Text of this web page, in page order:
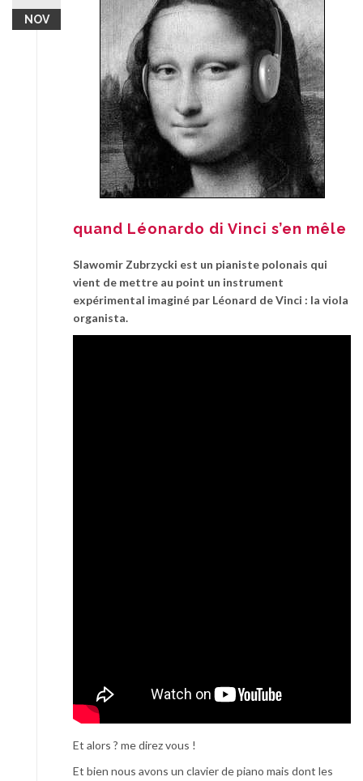
NOV
quand Léonardo di Vinci s’en mêle
Slawomir Zubrzycki est un pianiste polonais qui
vient de mettre au point un instrument
expérimental imaginé par Léonard de Vinci : la viola
organista.
Et alors ? me direz vous !
Et bien nous avons un clavier de piano mais dont les